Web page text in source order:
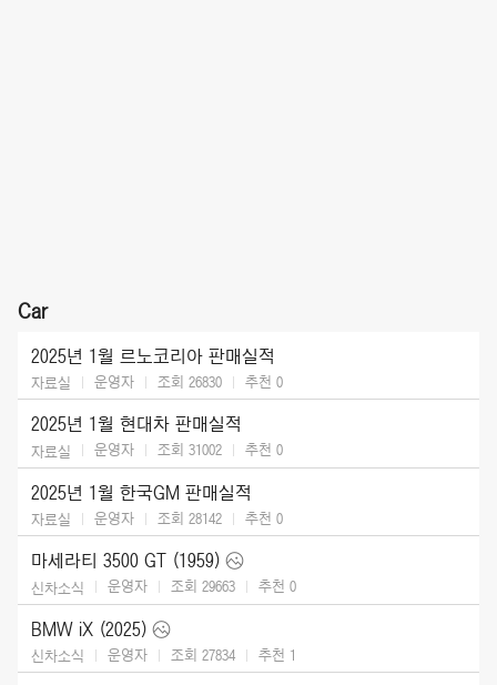
Car
2025년 1월 르노코리아 판매실적
자료실 운영자 조회 26830 추천 0
2025년 1월 현대차 판매실적
자료실 운영자 조회 31002 추천 0
2025년 1월 한국GM 판매실적
자료실 운영자 조회 28142 추천 0
마세라티 3500 GT (1959)
신차소식 운영자 조회 29663 추천 0
BMW iX (2025)
신차소식 운영자 조회 27834 추천 1